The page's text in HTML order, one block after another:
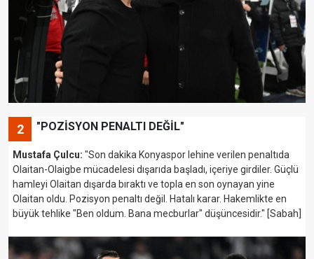
2 "POZİSYON PENALTI DEĞİL"
Mustafa Çulcu: "Son dakika Konyaspor lehine verilen penaltıda
Olaitan-Olaigbe mücadelesi dışarıda başladı, içeriye girdiler. Güçlü
hamleyi Olaitan dışarda bıraktı ve topla en son oynayan yine
Olaitan oldu. Pozisyon penaltı değil. Hatalı karar. Hakemlikte en
büyük tehlike "Ben oldum. Bana mecburlar" düşüncesidir." [Sabah]